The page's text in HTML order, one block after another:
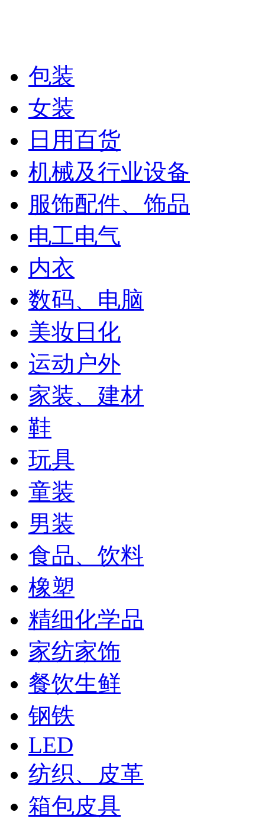
包装
女装
日用百货
机械及行业设备
服饰配件、饰品
电工电气
内衣
数码、电脑
美妆日化
运动户外
家装、建材
鞋
玩具
童装
男装
食品、饮料
橡塑
精细化学品
家纺家饰
餐饮生鲜
钢铁
LED
纺织、皮革
箱包皮具